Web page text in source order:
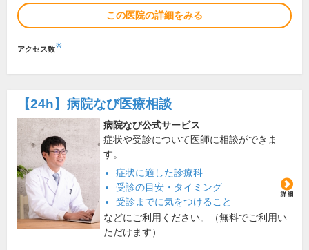
この医院の詳細をみる
アクセス数※
【24h】 病院なび医療相談
病院なび公式サービス
症状や受診について医師に相談ができま
す。
症状に適した診療科
受診の目安・タイミング
受診までに気をつけること
などにご利用ください。（無料でご利用い
ただけます）